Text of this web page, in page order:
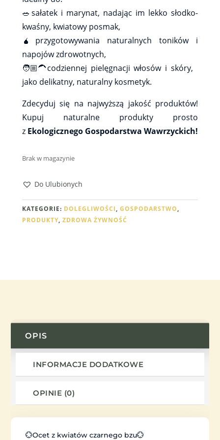
🥗sałatek i marynat, nadając im lekko słodko-
kwaśny, kwiatowy posmak,
🧉przygotowywania naturalnych toników i
napojów zdrowotnych,
🧑🏼‍🦱codziennej pielęgnacji włosów i skóry,
jako delikatny, naturalny kosmetyk.
Zdecyduj się na najwyższą jakość produktów!
Kupuj naturalne produkty prosto
z Ekologicznego Gospodarstwa Wawrzyckich!
Brak w magazynie
Do Ulubionych
KATEGORIE: DOLEGLIWOŚCI, GOSPODARSTWO,
PRODUKTY, ZDROWA ŻYWNOŚĆ
OPIS
INFORMACJE DODATKOWE
OPINIE (0)
💮Ocet z kwiatów czarnego bzu💮